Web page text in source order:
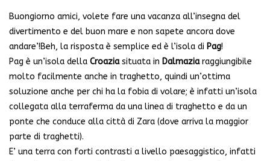
Buongiorno amici, volete fare una vacanza all’insegna del
divertimento e del buon mare e non sapete ancora dove
andare’!Beh, la risposta è semplice ed è l’isola di Pag!
Pag è un’isola della Croaziasituata in Dalmaziaraggiungibile
molto facilmente anche in traghetto, quindi un’ottima
soluzione anche per chi ha la fobia di volare; è infatti un’isola
collegata alla terraferma da una linea di traghetto e da un
ponte che conduce alla città di Zara (dove arriva la maggior
parte di traghetti).
E’ una terra con forti contrasti a livello paesaggistico, infatti